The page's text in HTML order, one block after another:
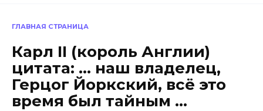
ГЛАВНАЯ СТРАНИЦА
Карл II (король Англии)
цитата: … наш владелец,
Герцог Йоркский, всё это
время был тайным …